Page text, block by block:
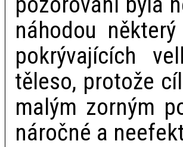
náhodou
pokrývajících
těleso, protože
malým zorným
náročné a